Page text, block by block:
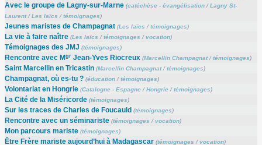
Avec le groupe de Lagny-sur-Marne (catéchèse - évangélisation/Lagny St-
Laurent/Les laïcs /témoignages)
Jeunes maristes de Champagnat (Les laïcs /témoignages)
La vie à faire naître (Les laïcs /témoignages /vocation)
Témoignages des JMJ (témoignages)
Rencontre avec MgrJean-Yves Riocreux (Marcellin Champagnat/témoignages)
Saint Marcellin en Tricastin (Marcellin Champagnat/témoignages)
Champagnat, où es-tu ? (éducation/témoignages)
Volontariat en Hongrie (Catalogne - Espagne/Hongrie/témoignages)
La Cité de la Miséricorde (témoignages)
Sur les traces de Charles de Foucauld (témoignages)
Rencontre avec un séminariste (témoignages /vocation)
Mon parcours mariste (témoignages)
Être Frère mariste aujourd’hui à Madagascar (témoignages /vocation)